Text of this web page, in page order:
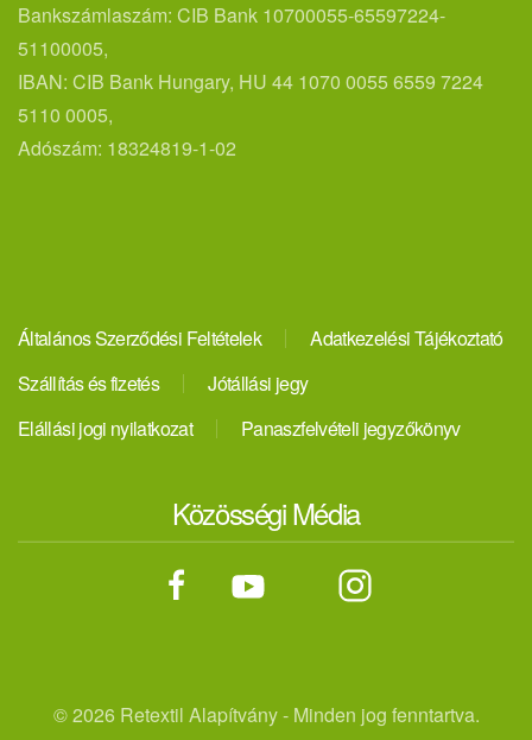
Bankszámlaszám: CIB Bank 10700055-65597224-
51100005,
IBAN: CIB Bank Hungary, HU 44 1070 0055 6559 7224
5110 0005,
Adószám: 18324819-1-02
Általános Szerződési Feltételek
Adatkezelési Tájékoztató
Szállítás és fizetés
Jótállási jegy
Elállási jogi nyilatkozat
Panaszfelvételi jegyzőkönyv
Közösségi Média
©2026 Retextil Alapítvány - Minden jog fenntartva.